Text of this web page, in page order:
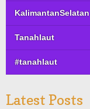
KalimantanSelatan
Tanahlaut
#tanahlaut
Latest Posts